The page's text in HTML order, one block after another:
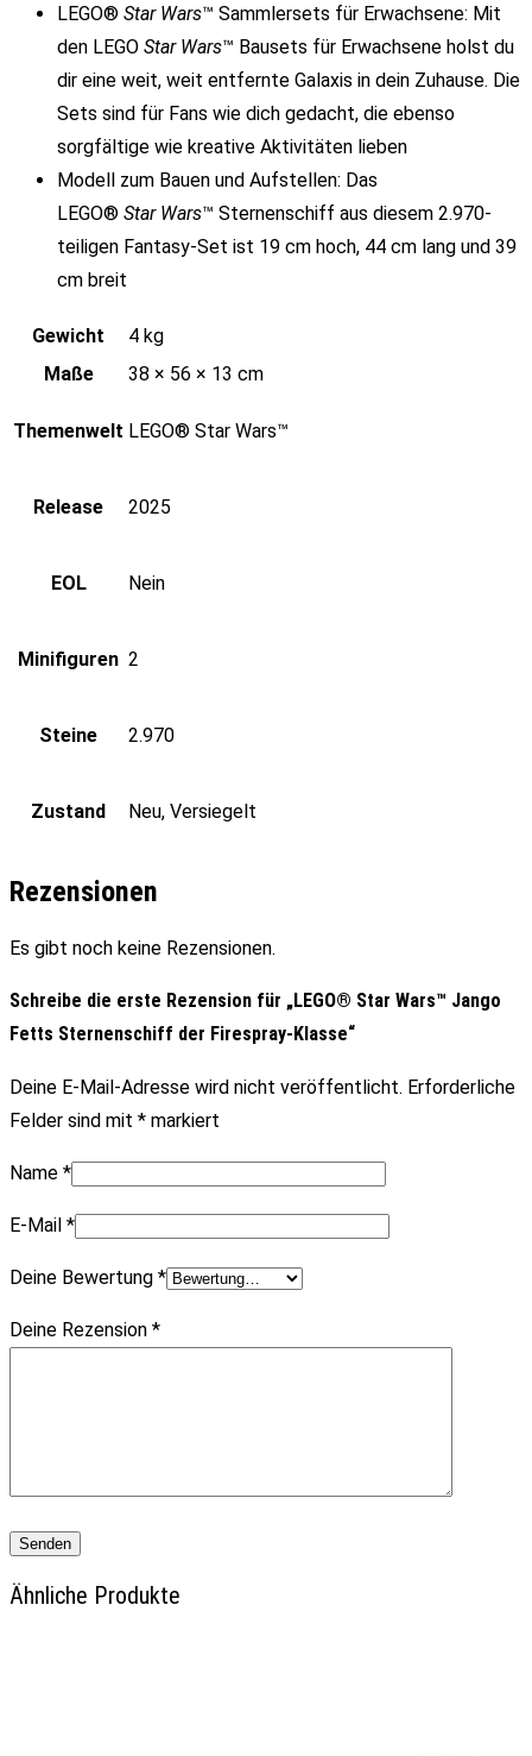
LEGO® Star Wars™ Sammlersets für Erwachsene: Mit
den LEGO Star Wars™ Bausets für Erwachsene holst du
dir eine weit, weit entfernte Galaxis in dein Zuhause. Die
Sets sind für Fans wie dich gedacht, die ebenso
sorgfältige wie kreative Aktivitäten lieben
Modell zum Bauen und Aufstellen: Das
LEGO® Star Wars™ Sternenschiff aus diesem 2.970-
teiligen Fantasy-Set ist 19 cm hoch, 44 cm lang und 39
cm breit
Gewicht
4 kg
Maße
38 × 56 × 13 cm
Themenwelt LEGO® Star Wars™
Release 2025
EOL Nein
Minifiguren 2
Steine 2.970
Zustand Neu, Versiegelt
Rezensionen
Es gibt noch keine Rezensionen.
Schreibe die erste Rezension für „LEGO® Star Wars™ Jango
Fetts Sternenschiff der Firespray-Klasse“
Deine E-Mail-Adresse wird nicht veröffentlicht. Erforderliche
Felder sind mit * markiert
Name *
E-Mail *
Deine Bewertung *
Deine Rezension *
Ähnliche Produkte